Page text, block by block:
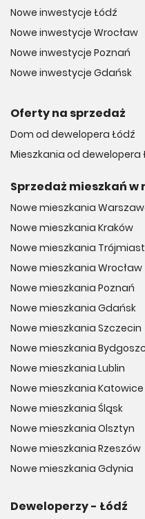
Żabka (87 m)
Piekarenka (124 m)
kolejna zaleta Strefy
Centrum Hatha-Yoga
Realizacja inwestycji
Rozpoczęcie budowy: 4 kw.
Planowane zakończenie: 3
Liczba budynków
Nowe inwestycje Łódź
Nowe inwestycje Wrocław
Nowe inwestycje Poznań
Nowe inwestycje Gdańsk
Oferty na sprzedaż
Dom od dewelopera Łódź
Mieszkania od dewelopera
Sprzedaż mieszkań w
Nowe mieszkania
Nowe mieszkania Kraków
Nowe mieszkania
Nowe mieszkania Wrocław
Nowe mieszkania Poznań
Nowe mieszkania Gdańsk
Nowe mieszkania Szczecin
Nowe mieszkania
Nowe mieszkania Lublin
Nowe mieszkania Katowice
Nowe mieszkania Śląsk
Nowe mieszkania Olsztyn
Nowe mieszkania Rzeszów
Nowe mieszkania Gdynia
Deweloperzy - Łódź